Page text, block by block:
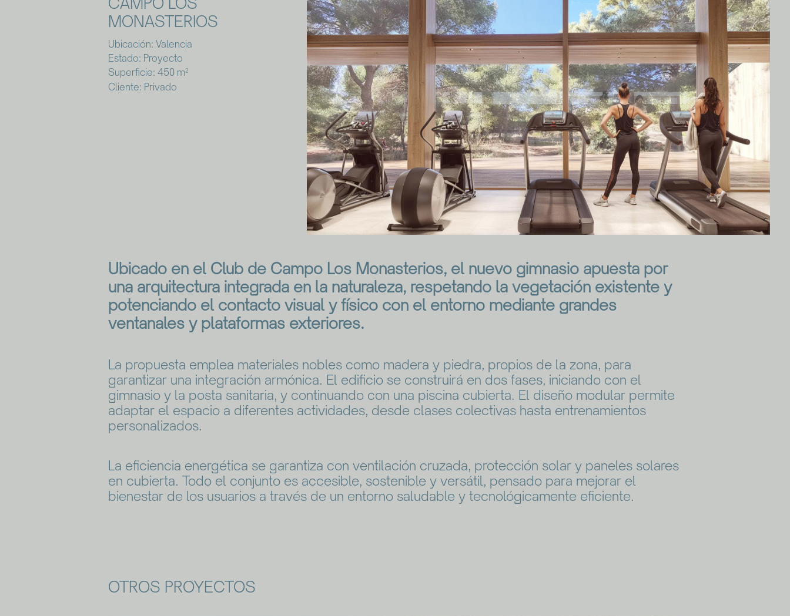
MONASTERIOS
Ubicación: Valencia
Estado: Proyecto
Superficie: 450 m²
Cliente: Privado
Ubicado en el Club de Campo Los Monasterios, el nuevo gimnasio apuesta por
una arquitectura integrada en la naturaleza, respetando la vegetación existente y
potenciando el contacto visual y físico con el entorno mediante grandes
ventanales y plataformas exteriores.
La propuesta emplea materiales nobles como madera y piedra, propios de la zona, para
garantizar una integración armónica. El edificio se construirá en dos fases, iniciando con el
gimnasio y la posta sanitaria, y continuando con una piscina cubierta. El diseño modular permite
adaptar el espacio a diferentes actividades, desde clases colectivas hasta entrenamientos
personalizados.
La eficiencia energética se garantiza con ventilación cruzada, protección solar y paneles solares
en cubierta. Todo el conjunto es accesible, sostenible y versátil, pensado para mejorar el
bienestar de los usuarios a través de un entorno saludable y tecnológicamente eficiente.
OTROS PROYECTOS